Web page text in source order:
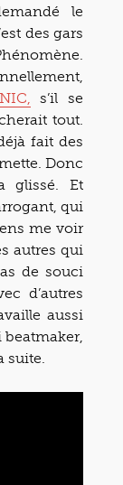
le
des gars
NIC, s’il se
tout.
fait des
Donc
glissé. Et
qui
me voir
autres qui
de souci
d’autres
aussi
beatmaker,
suite.